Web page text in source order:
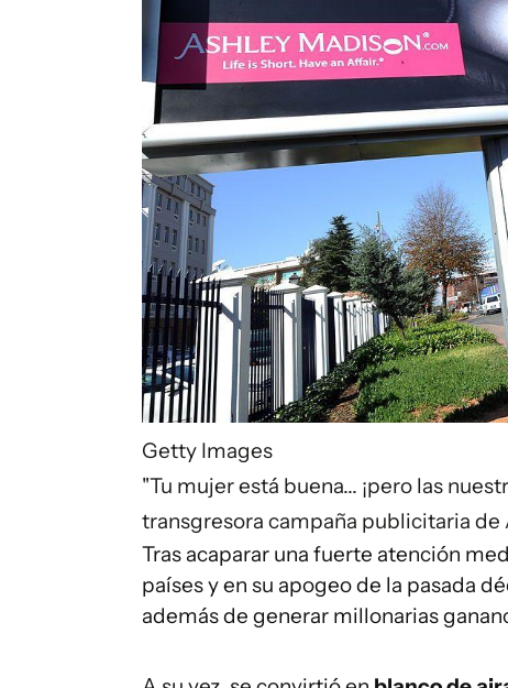
Getty Images
"Tu mujer está buena... ¡pero las
transgresora campaña publicitaria de
Tras acaparar una fuerte atención
países y en su apogeo de la pasada
además de generar millonarias